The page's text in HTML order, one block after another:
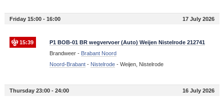
Friday 15:00 - 16:00 17 July 2026
15:39
P1 BOB-01 BR wegvervoer (Auto) Weijen Nistelrode 212741
Brandweer - Brabant Noord
Noord-Brabant- Nistelrode- Weijen, Nistelrode
Thursday 23:00 - 24:00 16 July 2026